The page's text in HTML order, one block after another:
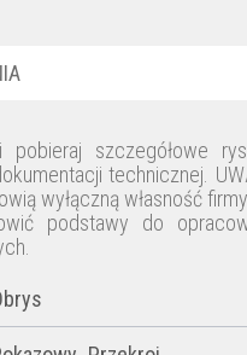
pobieraj szczegółowe
technicznej.
wyłączną własność
podstawy do